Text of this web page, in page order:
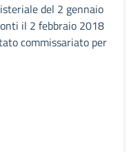
del 2 gennaio
il 2 febbraio 2018
commissariato per